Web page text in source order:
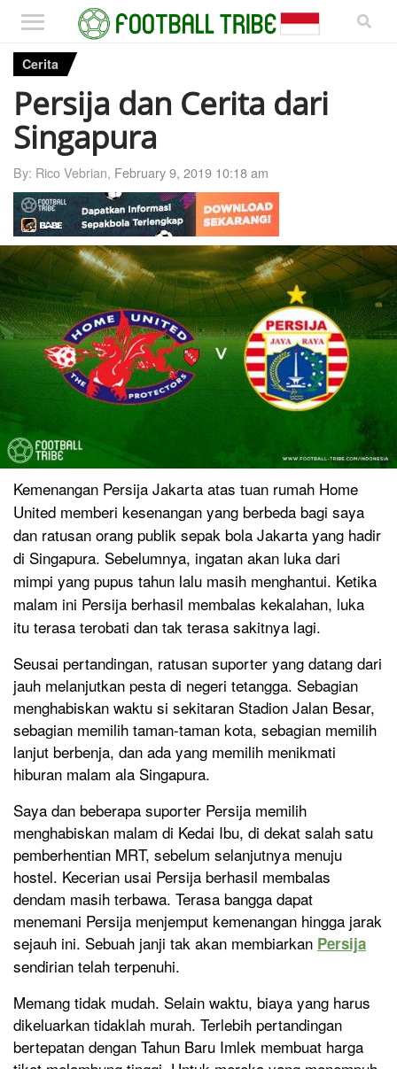
Cerita
Persija dan Cerita dari
Singapura
By: Rico Vebrian, February 9, 2019 10:18 am
Kemenangan Persija Jakarta atas tuan rumah Home
United memberi kesenangan yang berbeda bagi saya
dan ratusan orang publik sepak bola Jakarta yang hadir
di Singapura. Sebelumnya, ingatan akan luka dari
mimpi yang pupus tahun lalu masih menghantui. Ketika
malam ini Persija berhasil membalas kekalahan, luka
itu terasa terobati dan tak terasa sakitnya lagi.
Seusai pertandingan, ratusan suporter yang datang dari
jauh melanjutkan pesta di negeri tetangga. Sebagian
menghabiskan waktu si sekitaran Stadion Jalan Besar,
sebagian memilih taman-taman kota, sebagian memilih
lanjut berbenja, dan ada yang memilih menikmati
hiburan malam ala Singapura.
Saya dan beberapa suporter Persija memilih
menghabiskan malam di Kedai Ibu, di dekat salah satu
pemberhentian MRT, sebelum selanjutnya menuju
hostel. Kecerian usai Persija berhasil membalas
dendam masih terbawa. Terasa bangga dapat
menemani Persija menjemput kemenangan hingga jarak
sejauh ini. Sebuah janji tak akan membiarkan Persija
sendirian telah terpenuhi.
Memang tidak mudah. Selain waktu, biaya yang harus
dikeluarkan tidaklah murah. Terlebih pertandingan
bertepatan dengan Tahun Baru Imlek membuat harga